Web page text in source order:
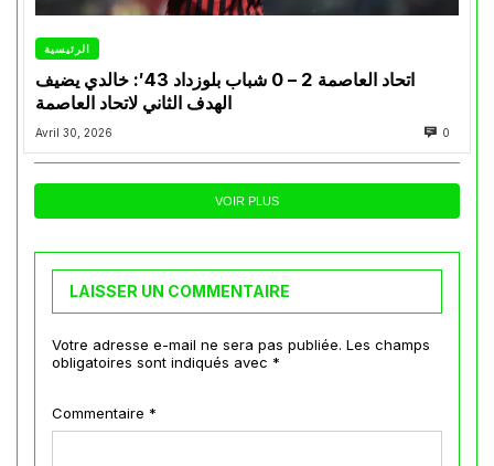
الرئيسية
اتحاد العاصمة 2 – 0 شباب بلوزداد 43′: خالدي يضيف
الهدف الثاني لاتحاد العاصمة
Avril 30, 2026 0
VOIR PLUS
LAISSER UN COMMENTAIRE
Votre adresse e-mail ne sera pas publiée. Les champs
obligatoires sont indiqués avec *
Commentaire *